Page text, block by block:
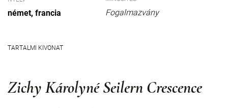
német francia Fogalmazvány
TARTALMI KIVONAT
Zichy Károlyné Seilern Crescence